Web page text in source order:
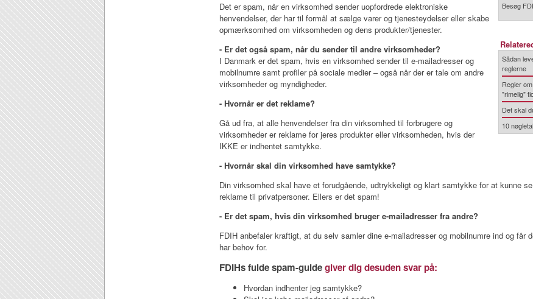
Besøg
Sådan
reglerne
Regler
"rimelig"
Det skal
10
Det er spam, når en virksomhed sender uopfordrede elektroniske
henvendelser, der har til formål at sælge varer og tjenesteydelser eller skabe
opmærksomhed om virksomheden og dens produkter/tjenester.
- Er det også spam, når du sender til andre virksomheder?
I Danmark er det spam, hvis en virksomhed sender til e-mailadresser og
mobilnumre samt profiler på sociale medier – også når der er tale om andre
virksomheder og myndigheder.
- Hvornår er det reklame?
Gå ud fra, at alle henvendelser fra din virksomhed til forbrugere og
virksomheder er reklame for jeres produkter eller virksomheden, hvis der
IKKE er indhentet samtykke.
- Hvornår skal din virksomhed have samtykke?
Din virksomhed skal have et forudgående, udtrykkeligt og klart samtykke for at kunne
reklame til privatpersoner. Ellers er det spam!
- Er det spam, hvis din virksomhed bruger e-mailadresser fra andre?
FDIH anbefaler kraftigt, at du selv samler dine e-mailadresser og mobilnumre ind og får
har behov for.
FDIHs fulde spam-guidegiver dig desuden svar på:
Hvordan indhenter jeg samtykke?